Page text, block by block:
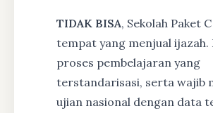
TIDAK BISA, Sekolah Paket
tempat yang menjual ijazah.
proses pembelajaran yang
terstandarisasi, serta wajib
ujian nasional dengan data